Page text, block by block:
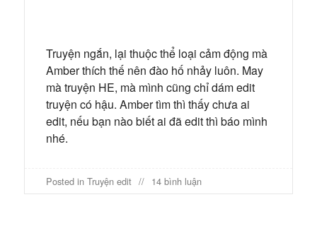
Truyện ngắn, lại thuộc thể loại cảm động mà
Amber thích thế nên đào hố nhảy luôn. May
mà truyện HE, mà mình cũng chỉ dám edit
truyện có hậu. Amber tìm thì thấy chưa ai
edit, nếu bạn nào biết ai đã edit thì báo mình
nhé.
Posted in Truyện edit 14 bình luậnở
Thử